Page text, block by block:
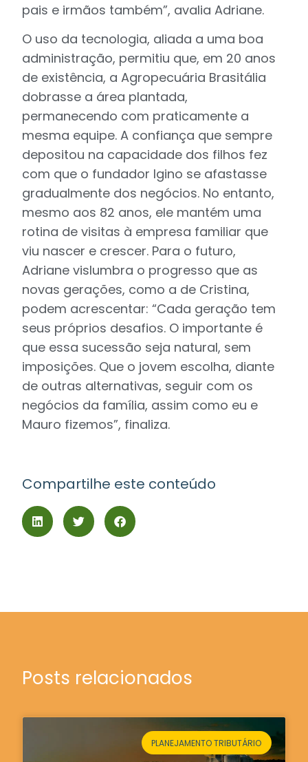
pais e irmãos também”, avalia Adriane.
O uso da tecnologia, aliada a uma boa
administração, permitiu que, em 20 anos
de existência, a Agropecuária Brasitália
dobrasse a área plantada,
permanecendo com praticamente a
mesma equipe. A confiança que sempre
depositou na capacidade dos filhos fez
com que o fundador Igino se afastasse
gradualmente dos negócios. No entanto,
mesmo aos 82 anos, ele mantém uma
rotina de visitas à empresa familiar que
viu nascer e crescer. Para o futuro,
Adriane vislumbra o progresso que as
novas gerações, como a de Cristina,
podem acrescentar: “Cada geração tem
seus próprios desafios. O importante é
que essa sucessão seja natural, sem
imposições. Que o jovem escolha, diante
de outras alternativas, seguir com os
negócios da família, assim como eu e
Mauro fizemos”, finaliza.
Compartilhe este conteúdo
Posts relacionados
PLANEJAMENTO TRIBUTÁRIO